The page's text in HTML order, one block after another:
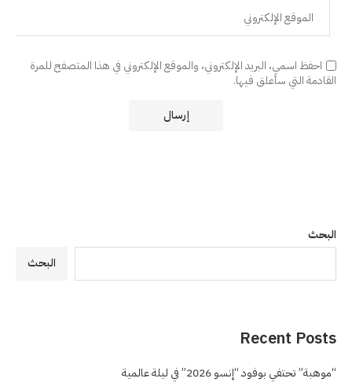
احفظ اسمي، البريد الإلكتروني، والموقع الإلكتروني في هذا المتصفح للمرة
القادمة التي سأعلق فيها.
البحث
البحث
Recent Posts
“موهبة” تحتفي بوفود “إنسو 2026” في ليلة عالمية